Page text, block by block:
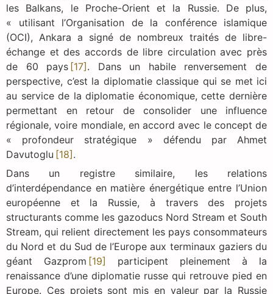
les Balkans, le Proche-Orient et la Russie. De plus,
« utilisant l’Organisation de la conférence islamique
(OCI), Ankara a signé de nombreux traités de libre-
échange et des accords de libre circulation avec près
de 60 pays [17] . Dans un habile renversement de
perspective, c’est la diplomatie classique qui se met ici
au service de la diplomatie économique, cette dernière
permettant en retour de consolider une influence
régionale, voire mondiale, en accord avec le concept de
« profondeur stratégique » défendu par Ahmet
Davutoglu [18] .
Dans un registre similaire, les relations
d’interdépendance en matière énergétique entre l’Union
européenne et la Russie, à travers des projets
structurants comme les gazoducs Nord Stream et South
Stream, qui relient directement les pays consommateurs
du Nord et du Sud de l’Europe aux terminaux gaziers du
géant Gazprom [19]
participent pleinement à la
renaissance d’une diplomatie russe qui retrouve pied en
Europe. Ces projets sont mis en valeur par la Russie